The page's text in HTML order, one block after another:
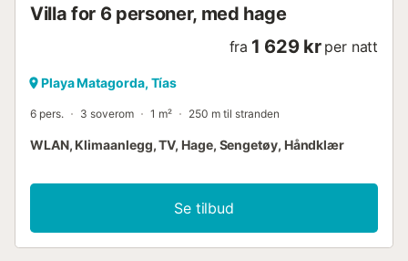
Villa for 6 personer, med hage
fra 1 629 kr per natt
Playa Matagorda, Tías
6 pers. 3 soverom 1 m² 250 m til stranden
WLAN, Klimaanlegg, TV, Hage, Sengetøy, Håndklær
Se tilbud